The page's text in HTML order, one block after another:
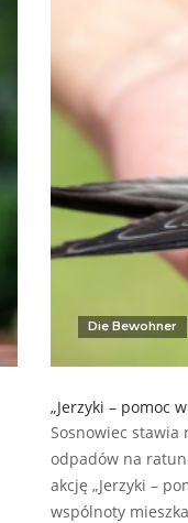
Die Bewohner
„Jerzyki – pomoc
Sosnowiec
odpadów na
akcję „Jerzyki –
wspólnoty